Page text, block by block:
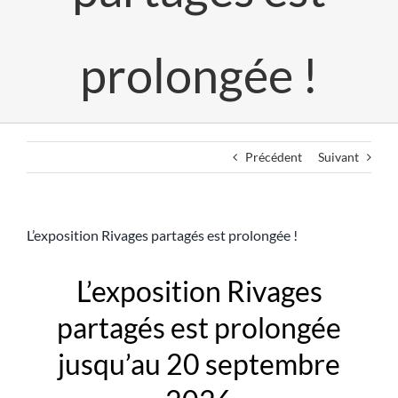
prolongée !
Précédent Suivant
L’exposition Rivages partagés est prolongée !
L’exposition Rivages
partagés est prolongée
jusqu’au 20 septembre